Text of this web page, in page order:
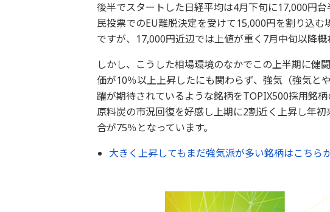
後半でスタートした日経平均は4月下旬に17,000円
民投票でのEU離脱決定を受けて15,000円を割り込
ですが、17,000円近辺では上値が重く7月中旬以降概
しかし、こうした相場環境のなかでこの上半期に健
価が10％以上上昇したにも関わらず、強気（強気と
躍が期待されているような銘柄をTOPIX500採用銘
原料炭の市況回復を好感し上期に2割近く上昇し年初
合が75％となっています。
大きく上昇してもまだ強気派が多い銘柄はこちら